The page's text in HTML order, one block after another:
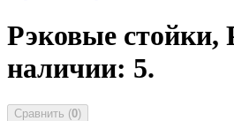
Рэковые стойки,
наличии: 5.
Сравнить (0)